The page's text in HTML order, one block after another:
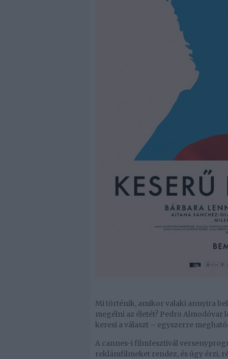
Mi történik, amikor valaki annyira
megélni az életét? Pedro Almodóvar
keresi a választ – egyszerre
A cannes-i filmfesztivál
reklámfilmeket rendez, és úgy érzi,